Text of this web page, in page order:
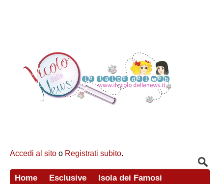
Accedi al sito o Registrati subito.
Home Esclusive
Isola dei Famosi